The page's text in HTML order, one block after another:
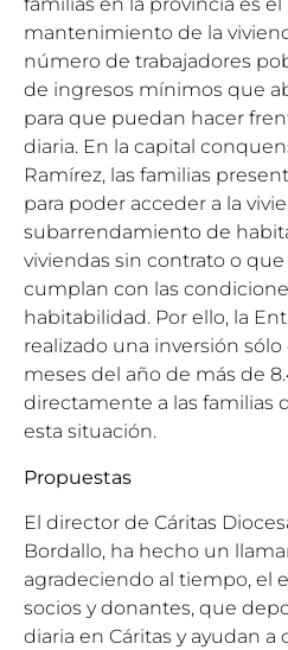
familias en la provincia es el
mantenimiento de la
número de trabajadores
de ingresos mínimos que
para que puedan hacer
diaria. En la capital
Ramírez, las familias
para poder acceder a la
subarrendamiento de
viviendas sin contrato o que
cumplan con las
habitabilidad. Por ello, la
realizado una inversión
meses del año de más de
directamente a las familias
esta situación.
Propuestas
El director de Cáritas
Bordallo, ha hecho un
agradeciendo al tiempo, el
socios y donantes, que
diaria en Cáritas y ayudan a